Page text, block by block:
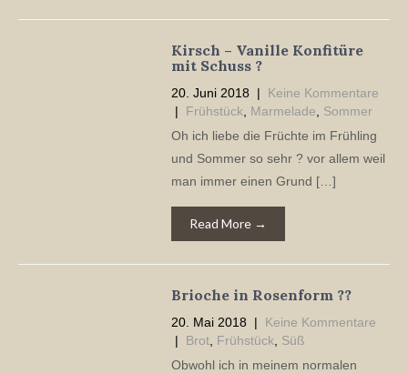
Kirsch – Vanille Konfitüre
mit Schuss ?
20. Juni 2018 | Keine Kommentare
| Frühstück, Marmelade
Sommer
Oh ich liebe die Früchte im Frühling
und Sommer so sehr ? vor allem weil
man immer einen Grund […]
Read More →
Brioche in Rosenform ??
20. Mai 2018 | Keine Kommentare
| Brot, Frühstück, Süß
Obwohl ich in meinem normalen